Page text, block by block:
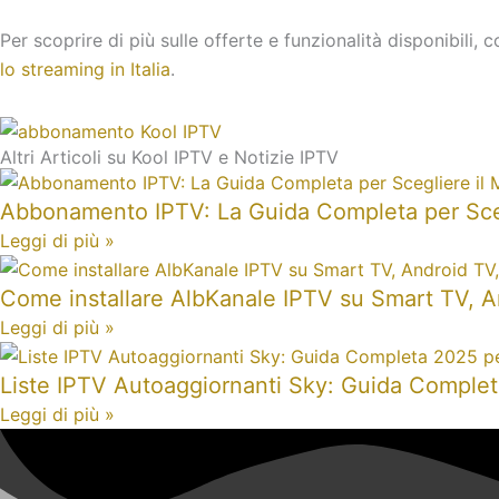
Per scoprire di più sulle offerte e funzionalità disponibili,
lo streaming in Italia.
Altri Articoli su Kool IPTV e Notizie IPTV
Abbonamento IPTV: La Guida Completa per
Leggi di più »
Come installare AlbKanale IPTV su Smart TV,
Leggi di più »
Liste IPTV Autoaggiornanti Sky: Guida
Leggi di più »